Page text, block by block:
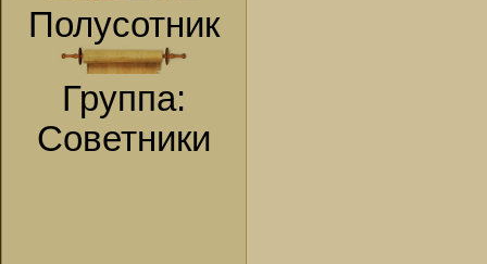
Полусотник
Группа:
Советники